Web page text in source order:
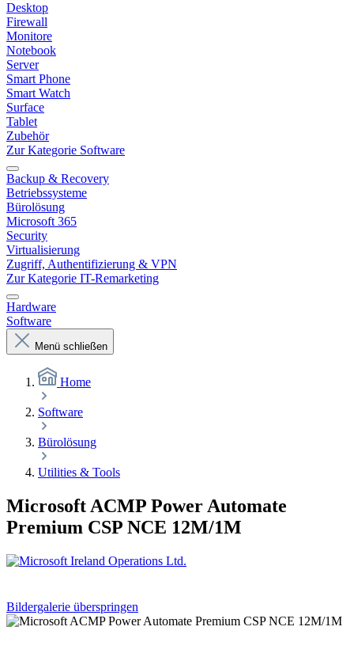
Desktop
Firewall
Monitore
Notebook
Server
Smart Phone
Smart Watch
Surface
Tablet
Zubehör
Zur Kategorie Software
Backup & Recovery
Betriebssysteme
Bürolösung
Microsoft 365
Security
Virtualisierung
Zugriff, Authentifizierung & VPN
Zur Kategorie IT-Remarketing
Hardware
Software
Menü schließen
Home
Software
Bürolösung
Utilities & Tools
Microsoft ACMP Power Automate
Premium CSP NCE 12M/1M
Bildergalerie überspringen